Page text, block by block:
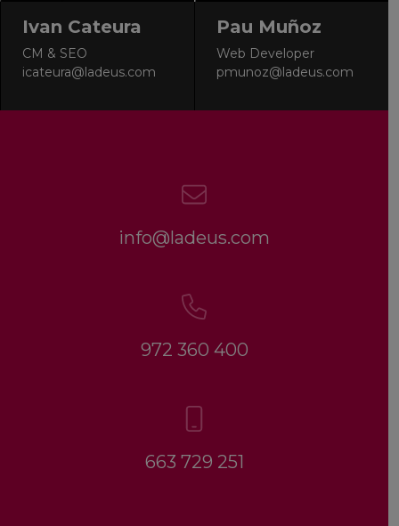
Ivan Cateura
CM & SEO
icateura@ladeus.com
Pau Muñoz
Web Developer
pmunoz@ladeus.com
info@ladeus.com
972 360 400
663 729 251